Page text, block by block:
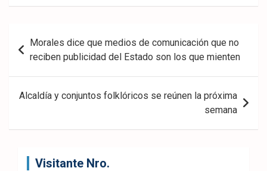
eb
ter
tsA
Navegación
de
entradas
Morales dice que medios de comunicación que no
reciben publicidad del Estado son los que mienten
Alcaldía y conjuntos folklóricos se reúnen la próxima
semana
Visitante Nro.